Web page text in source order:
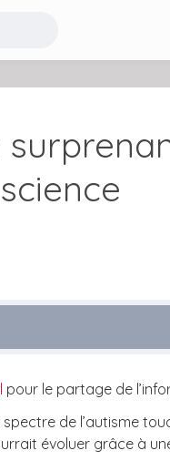
pour le partage de
de l’autisme
évoluer grâce à